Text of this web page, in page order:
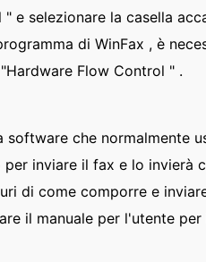
e selezionare la casella
di WinFax , è
Flow Control " .
che normalmente
inviare il fax e lo invierà
di come comporre e
il manuale per l'utente